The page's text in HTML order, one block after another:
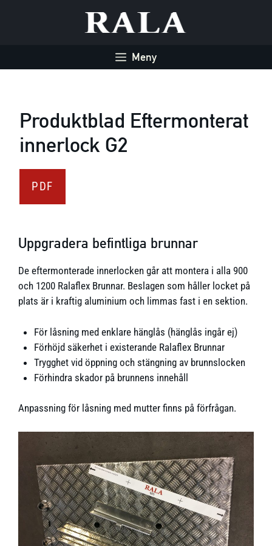
Meny
Produktblad Eftermonterat
innerlock G2
PDF
Uppgradera befintliga brunnar
De eftermonterade innerlocken går att montera i alla 900
och 1200 Ralaflex Brunnar. Beslagen som håller locket på
plats är i kraftig aluminium och limmas fast i en sektion.
För låsning med enklare hänglås (hänglås ingår ej)
Förhöjd säkerhet i existerande Ralaflex Brunnar
Trygghet vid öppning och stängning av brunnslocken
Förhindra skador på brunnens innehåll
Anpassning för låsning med mutter finns på förfrågan.